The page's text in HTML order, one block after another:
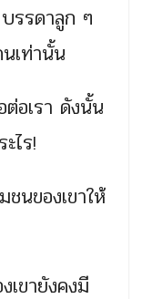
รรดาลูก ๆ
เท่านั้น
อเรา ดังนั้น
ไร!
ชนของเขาให้
เขายังคงมี